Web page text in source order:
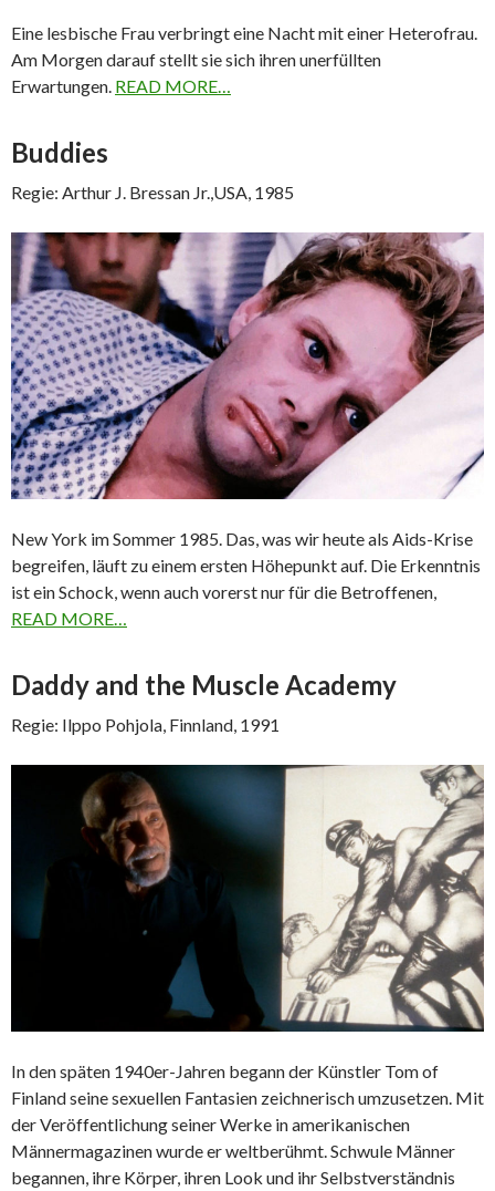
Eine lesbische Frau verbringt eine Nacht mit einer Heterofrau.
Am Morgen darauf stellt sie sich ihren unerfüllten
Erwartungen. READ MORE…
Buddies
Regie: Arthur J. Bressan Jr.,USA, 1985
New York im Sommer 1985. Das, was wir heute als Aids-Krise
begreifen, läuft zu einem ersten Höhepunkt auf. Die Erkenntnis
ist ein Schock, wenn auch vorerst nur für die Betroffenen,
READ MORE…
Daddy and the Muscle Academy
Regie: Ilppo Pohjola, Finnland, 1991
In den späten 1940er-Jahren begann der Künstler Tom of
Finland seine sexuellen Fantasien zeichnerisch umzusetzen. Mit
der Veröffentlichung seiner Werke in amerikanischen
Männermagazinen wurde er weltberühmt. Schwule Männer
begannen, ihre Körper, ihren Look und ihr Selbstverständnis